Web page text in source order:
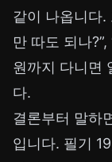
같이 나옵니다.
만 따도 되나
원까지 다니면
다.
결론부터 말하
입니다. 필기